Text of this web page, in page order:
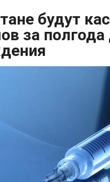
будут
за полгода